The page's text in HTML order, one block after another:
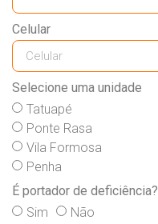
Celular
Selecione uma unidade
Tatuapé
Ponte Rasa
Vila Formosa
Penha
É portador de deficiência?
Sim
Não